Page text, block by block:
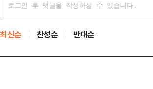
최신순 찬성순 반대순